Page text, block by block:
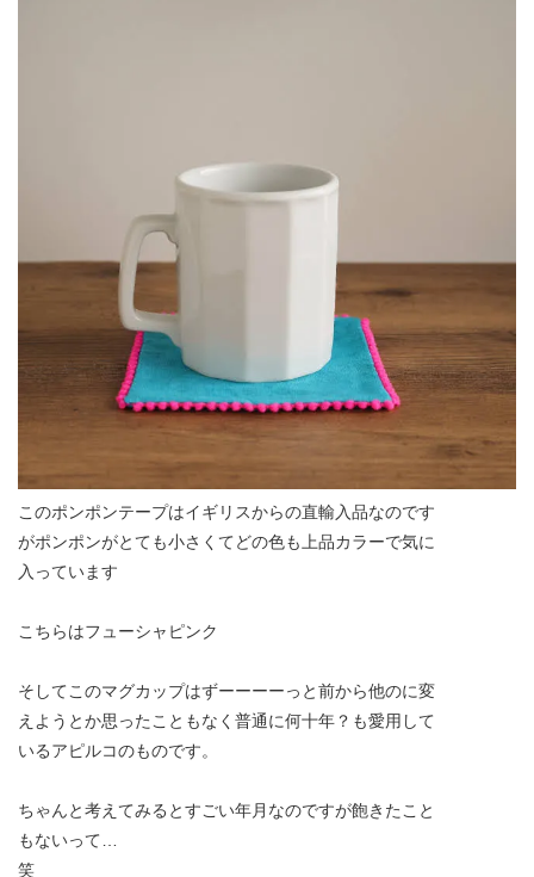
このポンポンテープはイギリスからの直輸入品なのです
がポンポンがとても小さくてどの色も上品カラーで気に
入っています
こちらはフューシャピンク
そしてこのマグカップはずーーーーっと前から他のに変
えようとか思ったこともなく普通に何十年？も愛用して
いるアピルコのものです。
ちゃんと考えてみるとすごい年月なのですが飽きたこと
もないって…
笑